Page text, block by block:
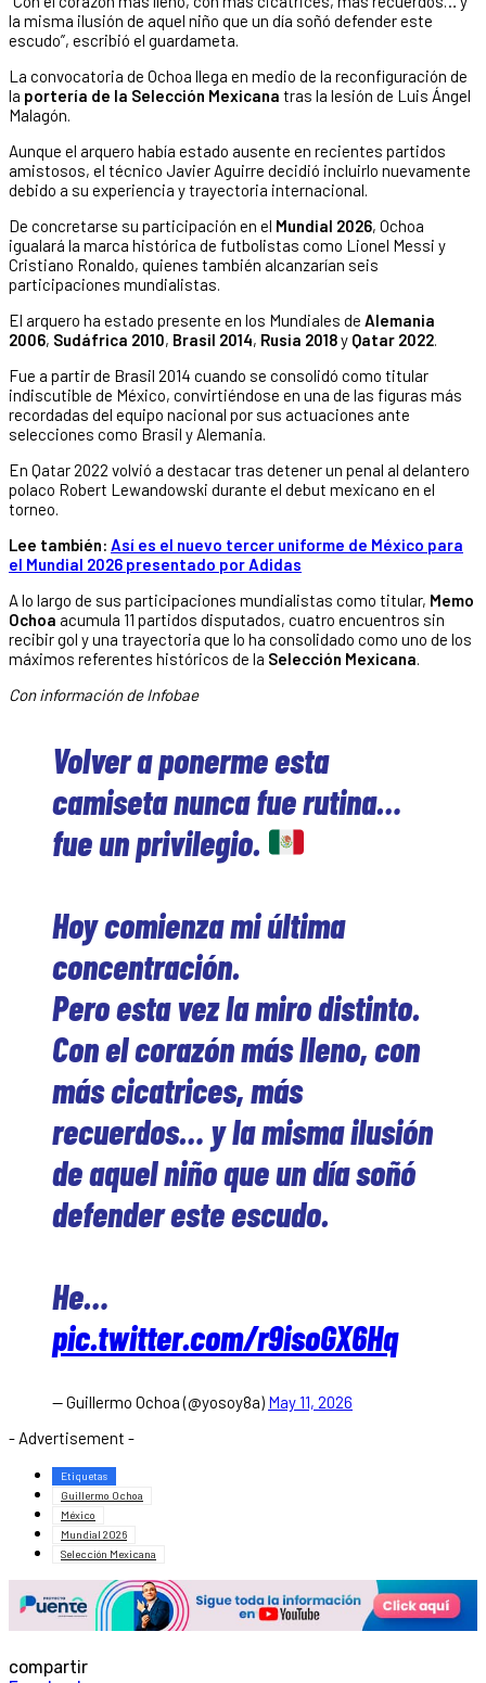
la misma ilusión de aquel niño que un día soñó defender este
escudo”, escribió el guardameta.
La convocatoria de Ochoa llega en medio de la reconfiguración de
la portería de la Selección Mexicana tras la lesión de Luis Ángel
Malagón.
Aunque el arquero había estado ausente en recientes partidos
amistosos, el técnico Javier Aguirre decidió incluirlo nuevamente
debido a su experiencia y trayectoria internacional.
De concretarse su participación en el Mundial 2026, Ochoa
igualará la marca histórica de futbolistas como Lionel Messi y
Cristiano Ronaldo, quienes también alcanzarían seis
participaciones mundialistas.
El arquero ha estado presente en los Mundiales de Alemania
2006, Sudáfrica 2010, Brasil 2014, Rusia 2018y Qatar 2022.
Fue a partir de Brasil 2014 cuando se consolidó como titular
indiscutible de México, convirtiéndose en una de las figuras más
recordadas del equipo nacional por sus actuaciones ante
selecciones como Brasil y Alemania.
En Qatar 2022 volvió a destacar tras detener un penal al delantero
polaco Robert Lewandowski durante el debut mexicano en el
torneo.
Lee también: Así es el nuevo tercer uniforme de México para
el Mundial 2026 presentado por Adidas
A lo largo de sus participaciones mundialistas como titular, Memo
Ochoa acumula 11 partidos disputados, cuatro encuentros sin
recibir gol y una trayectoria que lo ha consolidado como uno de los
máximos referentes históricos de la Selección Mexicana.
Con información de Infobae
Volver a ponerme esta
camiseta nunca fue rutina…
fue un privilegio.
Hoy comienza mi última
concentración.
Pero esta vez la miro distinto.
Con el corazón más lleno, con
más cicatrices, más
recuerdos… y la misma ilusión
de aquel niño que un día soñó
defender este escudo.
He…
pic.twitter.com/r9isoGX6Hq
— Guillermo Ochoa (@yosoy8a) May 11, 2026
- Advertisement -
Etiquetas
Guillermo Ochoa
México
Mundial 2026
Selección Mexicana
compartir